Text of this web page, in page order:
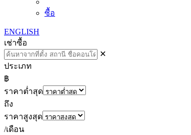
ซื้อ
ENGLISH
เช่าซื้อ
✕
ประเภท
฿
ราคาต่ำสุด
ถึง
ราคาสูงสุด
/เดือน